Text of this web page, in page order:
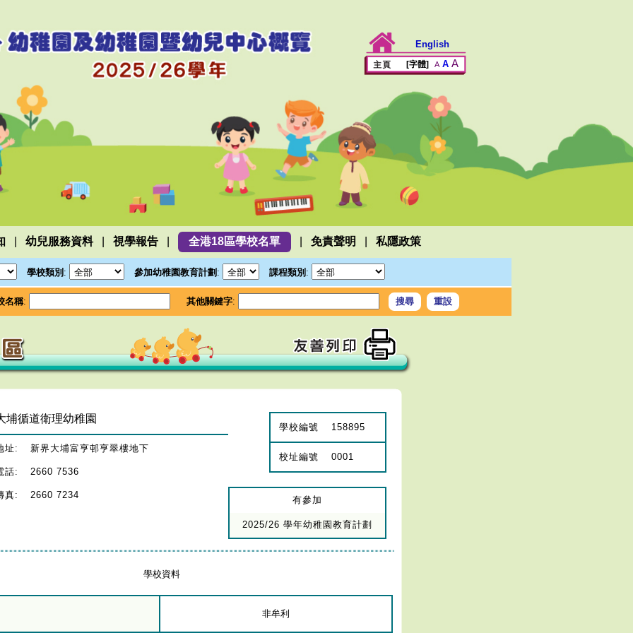
English
[字體] A A A
幼兒服務資料 視學報告 全港18區學校名單 免責聲明 私隱政策
學校類別 : 參加幼稚園教育計劃 : 課程類別 :
名稱: 其他關鍵字:
埔循道衛理幼稚園
址: 新界大埔富亨邨亨翠樓地下
話: 2660 7536
真: 2660 7234
學校編號 158895
校址編號 0001
有參加
2025/26 學年幼稚園教育計劃
學校資料
非牟利